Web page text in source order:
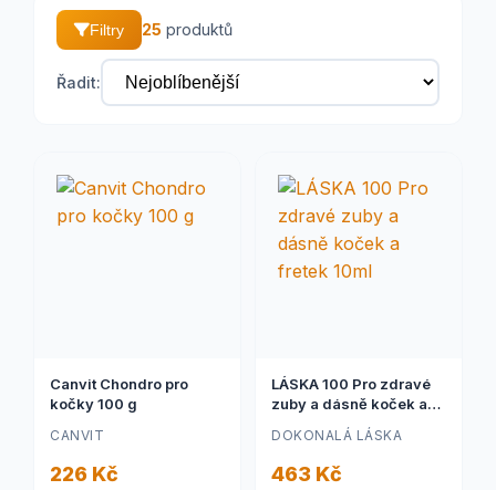
Filtry 25 produktů
Řadit:
Canvit Chondro pro
kočky 100 g
CANVIT
226 Kč
LÁSKA 100 Pro zdravé
zuby a dásně koček a
fretek 10ml
DOKONALÁ LÁSKA
463 Kč